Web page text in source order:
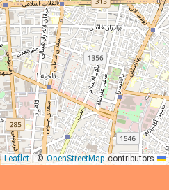
|© OpenStreetMapcontributors